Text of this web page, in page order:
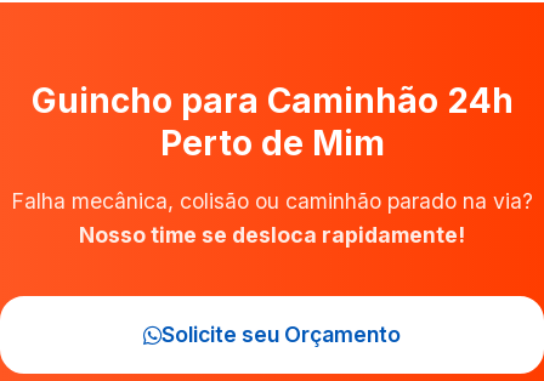
Guincho para Caminhão 24h
Perto de Mim
Falha mecânica, colisão ou caminhão parado na via?
Nosso time se desloca rapidamente!
Solicite seu Orçamento